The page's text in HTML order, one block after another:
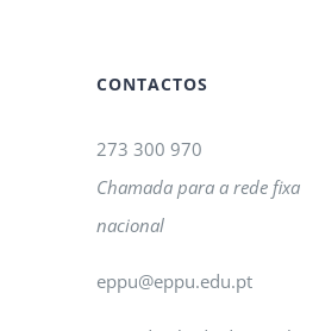
CONTACTOS
273 300 970
Chamada para a rede fixa
nacional
eppu@eppu.edu.pt